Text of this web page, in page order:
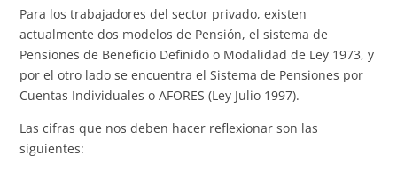
Para los trabajadores del sector privado, existen
actualmente dos modelos de Pensión, el sistema de
Pensiones de Beneficio Definido o Modalidad de Ley 1973, y
por el otro lado se encuentra el Sistema de Pensiones por
Cuentas Individuales o AFORES (Ley Julio 1997).
Las cifras que nos deben hacer reflexionar son las
siguientes: